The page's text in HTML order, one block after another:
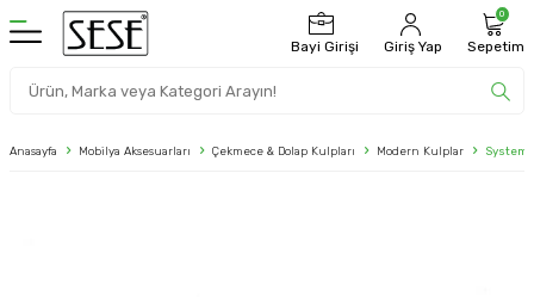
Bayi Girişi Giriş Yap
0
Sepetim
Anasayfa Mobilya Aksesuarları Çekmece & Dolap Kulpları Modern Kulplar System